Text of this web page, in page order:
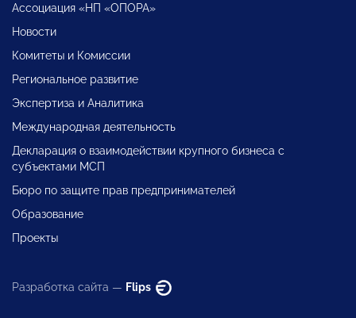
Ассоциация «НП «ОПОРА»
Новости
Комитеты и Комиссии
Региональное развитие
Экспертиза и Аналитика
Международная деятельность
Декларация о взаимодействии крупного бизнеса с
субъектами МСП
Бюро по защите прав предпринимателей
Образование
Проекты
Разработка сайта — Flips